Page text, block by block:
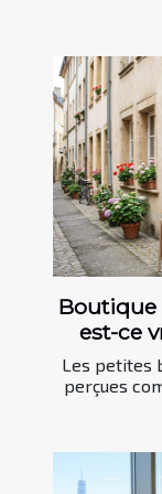
Boutique
est-ce
Les petites
perçues